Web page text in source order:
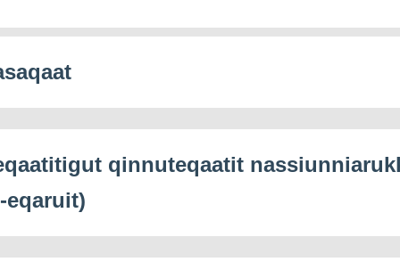
qinnuteqaatit
eqaruit)